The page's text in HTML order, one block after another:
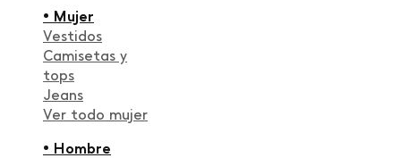
• Mujer
Vestidos
Camisetas y
tops
Jeans
Ver todo mujer
• Hombre